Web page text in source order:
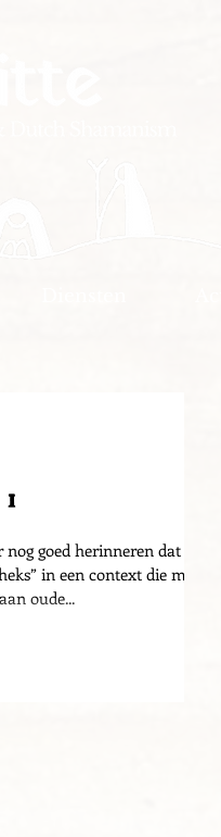
goed herinneren dat ik
in een context die me
oude...